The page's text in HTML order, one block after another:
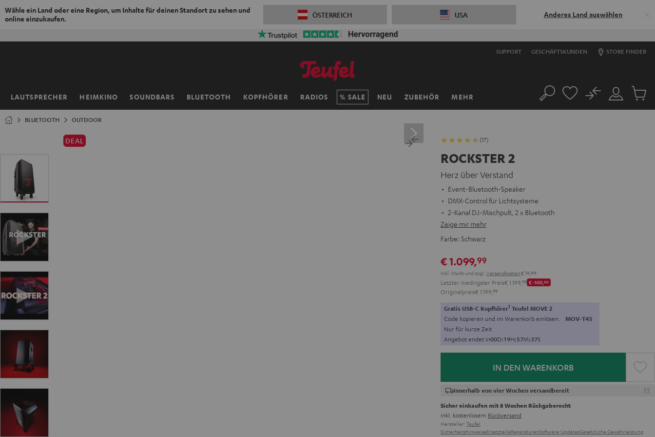
Wähle ein Land oder eine Region, um Inhalte für deinen Standort zu sehen und
online einzukaufen.
ÖSTERREICH USA Anderes Land auswählen
SUPPORT GESCHÄFTSKUNDEN STORE FINDER
LAUTSPRECHER HEIMKINO SOUNDBARS BLUETOOTH KOPFHÖRER RADIOS SALE NEU ZUBEHÖR MEHR
Startseite Suche
Mein
Konto
No
Artikel
BLUETOOTH OUTDOOR
DEAL (17)
ROCKSTER 2
Herz über Verstand
Event-Bluetooth-Speaker
DMX-Control für Lichtsysteme
2-Kanal DJ-Mischpult, 2 x Bluetooth
Zeige mir mehr
Farbe: Schwarz
€ 1.099,99
Inkl. MwSt und zzgl. Versandkosten € 74,99
Letzter niedrigster Preis€ 1.199, 99 € -100,00
Originalpreis€ 1.199, 99
Gratis USB-C Kopfhörer1 Teufel MOVE 2
Code kopieren und im Warenkorb einlösen. MOV-T4S
Nur für kurze Zeit
Angebot endet in00D:19H:57M:36S
IN DEN WARENKORB
Innerhalb von vier Wochen versandbereit
Sicher einkaufen mit 8 Wochen Rückgaberecht
inkl. kostenlosem Rückversand
Hersteller: Teufel
SicherheitshinweiseErsatzteileReparaturenSoftware-UpdatesGesetzliche Gewährleistung